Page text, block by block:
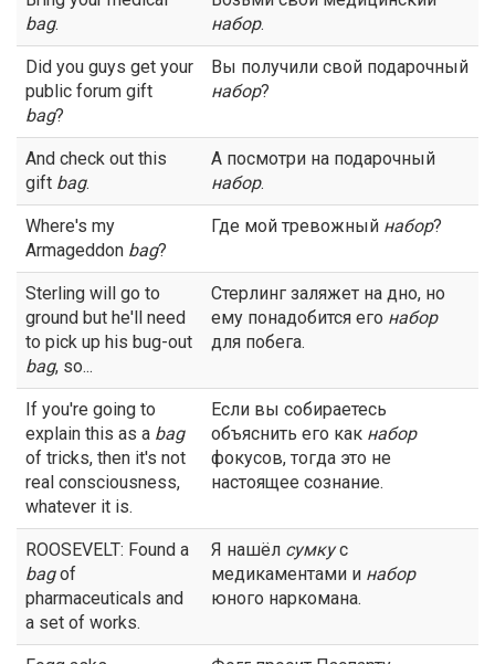
bag.
набор.
Did you guys get your
public forum gift
bag?
Вы получили свой подарочный
набор?
And check out this
gift bag.
А посмотри на подарочный
набор.
Where's my
Armageddon bag?
Где мой тревожный набор?
Sterling will go to
ground but he'll need
to pick up his bug-out
bag, so...
Стерлинг заляжет на дно, но
ему понадобится его набор
для побега.
If you're going to
explain this as a bag
of tricks, then it's not
real consciousness,
whatever it is.
Если вы собираетесь
объяснить его как набор
фокусов, тогда это не
настоящее сознание.
ROOSEVELT: Found a
bagof
pharmaceuticals and
a set of works.
Я нашёл сумкус
медикаментами и набор
юного наркомана.